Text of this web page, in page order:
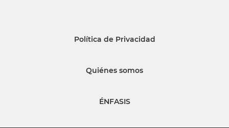
Política de Privacidad
Quiénes somos
ÉNFASIS